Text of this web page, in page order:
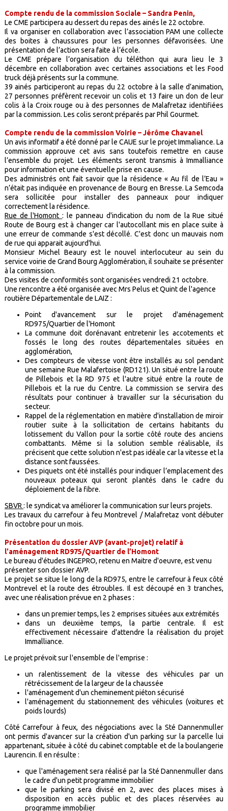
Compte rendu de la commission Sociale – Sandra Penin,
Le CME participera au dessert du repas des ainés le 22 octobre.
Il va organiser en collaboration avec l’association PAM une collecte
des boites à chaussures pour les personnes défavorisées. Une
présentation de l’action sera faite à l’école.
Le CME prépare l’organisation du téléthon qui aura lieu le 3
décembre en collaboration avec certaines associations et les Food
truck déjà présents sur la commune.
39 ainés participeront au repas du 22 octobre à la salle d’animation,
27 personnes préfèrent recevoir un colis et 13 faire un don de leur
colis à la Croix rouge ou à des personnes de Malafretaz identifiées
par la commission. Les colis seront préparés par Phil Gourmet.
Compte rendu de la commission Voirie – Jérôme Chavanel
Un avis informatif a été donné par le CAUE sur le projet Immaliance. La
commission approuve cet avis sans toutefois remettre en cause
l’ensemble du projet. Les éléments seront transmis à Immalliance
pour information et une éventuelle prise en cause.
Des administrés ont fait savoir que la résidence « Au fil de l’Eau »
n’était pas indiquée en provenance de Bourg en Bresse. La Semcoda
sera sollicitée pour installer des panneaux pour indiquer
correctement la résidence.
Rue de l'Homont: le panneau d'indication du nom de la Rue situé
Route de Bourg est à changer car l'autocollant mis en place suite à
une erreur de commande s'est décollé. C'est donc un mauvais nom
de rue qui apparait aujourd'hui.
Monsieur Michel Beaury est le nouvel interlocuteur au sein du
service voirie de Grand Bourg Agglomération, il souhaite se présenter
à la commission.
Des visites de conformités sont organisées vendredi 21 octobre.
Une rencontre a été organisée avec Mrs Pelus et Quint de l'agence
routière Départementale de LAIZ :
Point d'avancement sur le projet d'aménagement
RD975/Quartier de l'Homont
La commune doit dorénavant entretenir les accotements et
fossés le long des routes départementales situées en
agglomération,
Des compteurs de vitesse vont être installés au sol pendant
une semaine Rue Malafertoise (RD121). Un situé entre la route
de Pillebois et la RD 975 et l'autre situé entre la route de
Pillebois et la rue du Centre. La commission se servira des
résultats pour continuer à travailler sur la sécurisation du
secteur.
Rappel de la réglementation en matière d'installation de miroir
routier suite à la sollicitation de certains habitants du
lotissement du Vallon pour la sortie côté route des anciens
combattants. Même si la solution semble réalisable, ils
précisent que cette solution n'est pas idéale car la vitesse et la
distance sont faussées.
Des piquets ont été installés pour indiquer l’emplacement des
nouveaux poteaux qui seront plantés dans le cadre du
déploiement de la fibre.
SBVR: le syndicat va améliorer la communication sur leurs projets.
Les travaux du carrefour à feu Montrevel / Malafretaz vont débuter
fin octobre pour un mois.
Présentation du dossier AVP (avant-projet) relatif à
l'aménagement RD975/Quartier de l’Homont
Le bureau d'études INGEPRO, retenu en Maitre d'oeuvre, est venu
présenter son dossier AVP.
Le projet se situe le long de la RD975, entre le carrefour à feux côté
Montrevel et la route des étroubles. Il est découpé en 3 tranches,
avec une réalisation prévue en 2 phases :
dans un premier temps, les 2 emprises situées aux extrémités
dans un deuxième temps, la partie centrale. Il est
effectivement nécessaire d'attendre la réalisation du projet
Immalliance.
Le projet prévoit sur l'ensemble de l'emprise :
un ralentissement de la vitesse des véhicules par un
rétrécissement de la largeur de la chaussée
l'aménagement d'un cheminement piéton sécurisé
l'aménagement du stationnement des véhicules (voitures et
poids lourds)
Côté Carrefour à feux, des négociations avec la Sté Dannenmuller
ont permis d'avancer sur la création d'un parking sur la parcelle lui
appartenant, située à côté du cabinet comptable et de la boulangerie
Laurencin. Il en résulte :
que l'aménagement sera réalisé par la Sté Dannenmuller dans
le cadre d'un petit programme immobilier
que le parking sera divisé en 2, avec des places mises à
disposition en accès public et des places réservées au
programme immobilier